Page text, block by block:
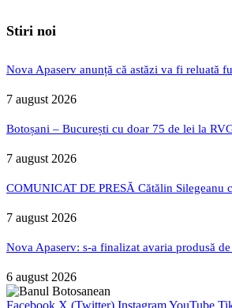
Stiri noi
Nova Apaserv anunță că astăzi va fi reluată
7 august 2026
Botoșani – București cu doar 75 de lei la
7 august 2026
COMUNICAT DE PRESĂ Cătălin Silegeanu
7 august 2026
Nova Apaserv: s-a finalizat avaria produsă
6 august 2026
Facebook X (Twitter) InstagramYouTube